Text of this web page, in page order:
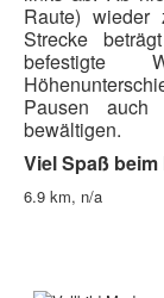
Raute) wieder
Strecke
befestigte
Pausen auch
bewältigen.
Viel Spaß
6.9 km, n/a